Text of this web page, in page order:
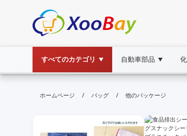
すべてのカテゴリ ▼ 自動車部品 ▼
他のパッケージ | XOOBAY
他のパッケージを比較して最適な選択をサポー
ホームページ / バッグ / 他のパッケージ